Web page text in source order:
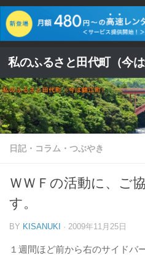
コンテンツへスキップ
私のふるさと田代町（今は
日記・コラム・つぶやき
ＷＷＦの活動に、ご
す。
BY KISANUKI · 2009年11月25日
１週間ほど前から右のサイドバ